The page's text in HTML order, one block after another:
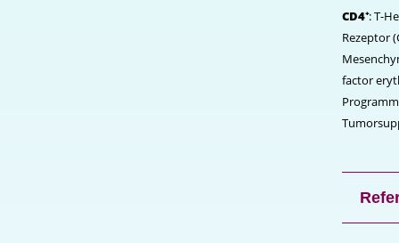
CD4⁺: T-
Rezeptor
factor